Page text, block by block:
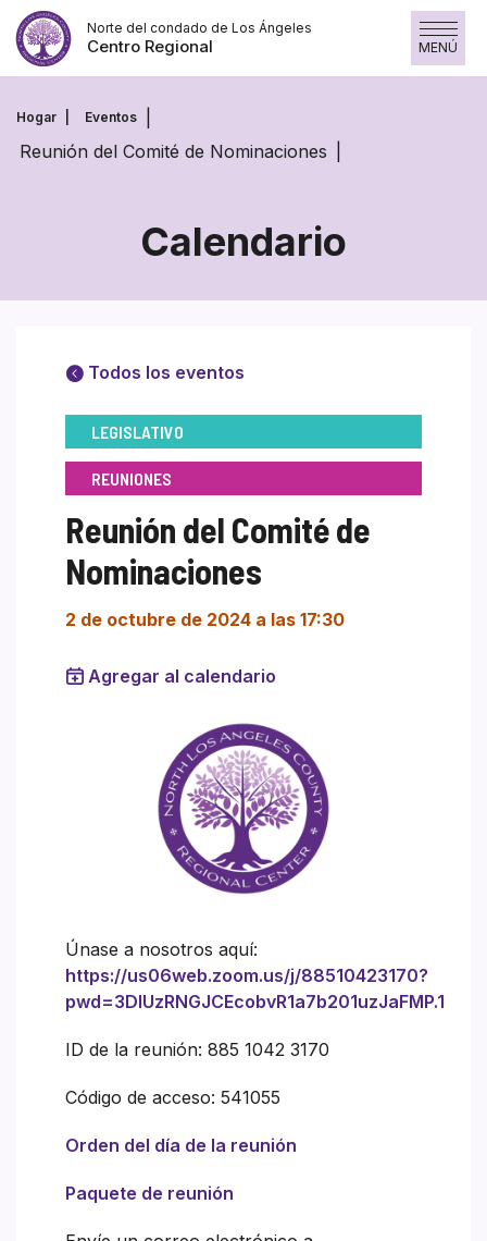
Saltar
contenido
Norte del condado de Los Ángeles
Centro Regional MENÚ
Hogar Eventos
Reunión del Comité de Nominaciones
Calendario
Todos los eventos
LEGISLATIVO
REUNIONES
Reunión del Comité de
Nominaciones
2 de octubre de 2024 a las 17:30
Agregar al calendario
Únase a nosotros aquí:
https://us06web.zoom.us/j/88510423170?
pwd=3DlUzRNGJCEcobvR1a7b201uzJaFMP.1
ID de la reunión: 885 1042 3170
Código de acceso: 541055
Orden del día de la reunión
Paquete de reunión